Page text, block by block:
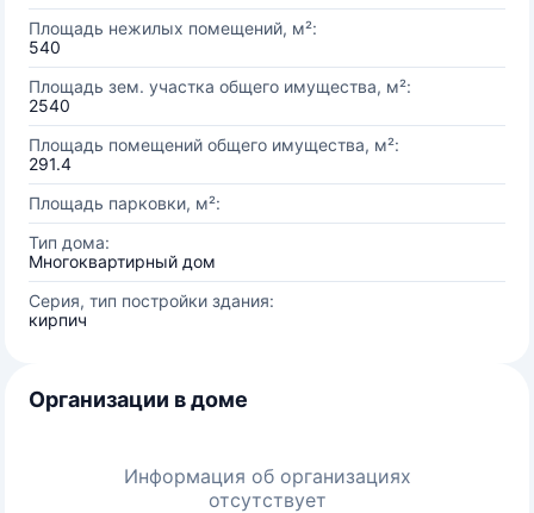
Площадь нежилых помещений, м²:
540
Площадь зем. участка общего имущества, м²:
2540
Площадь помещений общего имущества, м²:
291.4
Площадь парковки, м²:
Тип дома:
Многоквартирный дом
Серия, тип постройки здания:
кирпич
Организации в доме
Информация об организациях
отсутствует